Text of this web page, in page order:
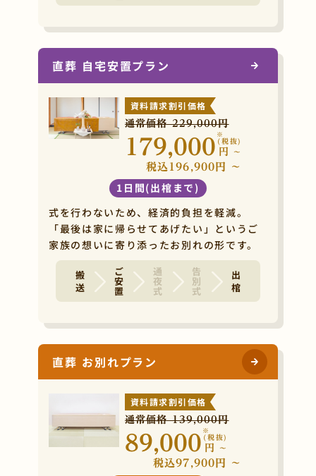
直葬 自宅安置プラン
資料請求割引価格
通常価格 229,000円
179,000
※
円
(税抜)
~
税込196,900円 ~
1日間(出棺まで)
式を行わないため、経済的負担を軽減。
「最後は家に帰らせてあげたい」というご
家族の想いに寄り添ったお別れの形です。
搬 送 ご安置 通夜式 告別式 出 棺
直葬 お別れプラン
資料請求割引価格
通常価格 139,000円
89,000
※
円
(税抜)
~
税込97,900円 ~